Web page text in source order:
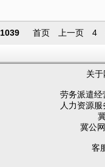
1039 首页 上一页 4
关
劳务派遣
人力资源
冀公
客